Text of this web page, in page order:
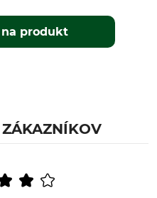
produkt